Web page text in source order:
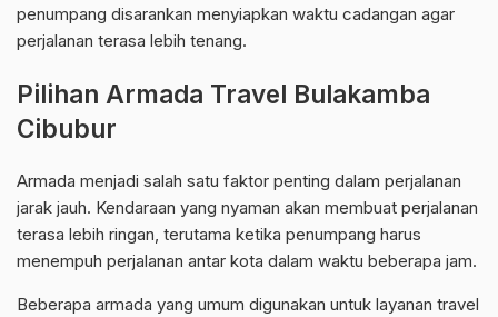
penumpang disarankan menyiapkan waktu cadangan agar
perjalanan terasa lebih tenang.
Pilihan Armada Travel Bulakamba
Cibubur
Armada menjadi salah satu faktor penting dalam perjalanan
jarak jauh. Kendaraan yang nyaman akan membuat perjalanan
terasa lebih ringan, terutama ketika penumpang harus
menempuh perjalanan antar kota dalam waktu beberapa jam.
Beberapa armada yang umum digunakan untuk layanan travel